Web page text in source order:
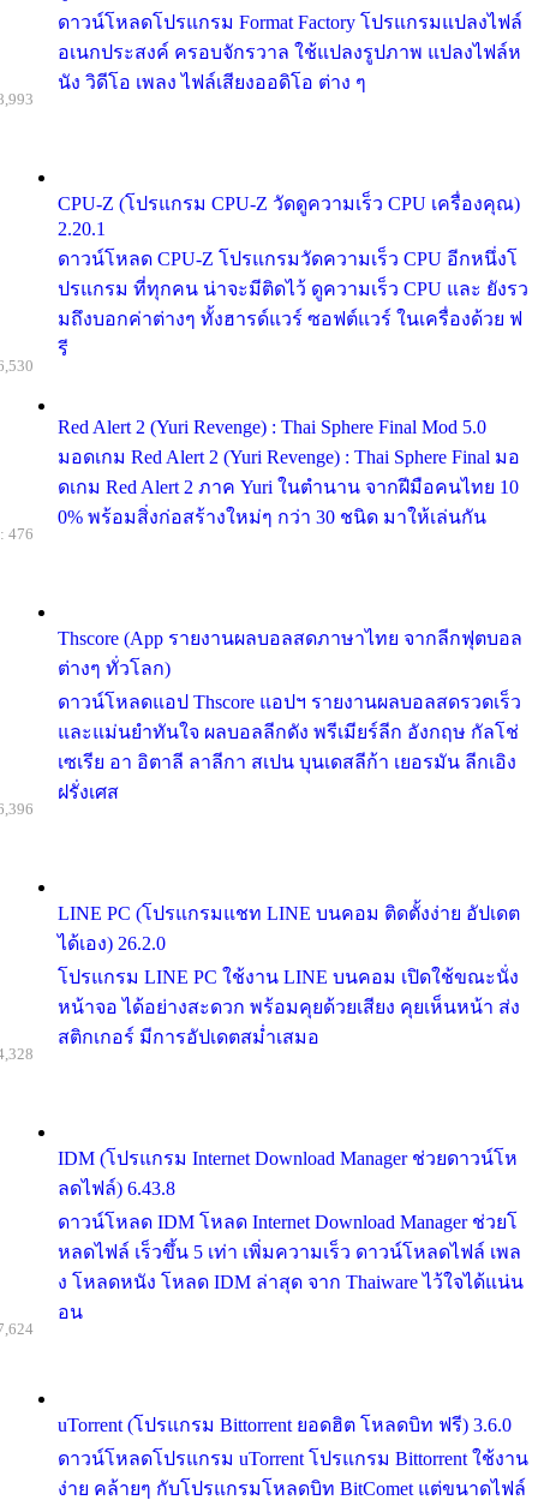
ดาวน์โหลดโปรแกรม Format Factory โปรแกรมแปลงไฟล์
อเนกประสงค์ ครอบจักรวาล ใช้แปลงรูปภาพ แปลงไฟล์ห
นัง วิดีโอ เพลง ไฟล์เสียงออดิโอ ต่าง ๆ
CPU-Z (โปรแกรม CPU-Z วัดดูความเร็ว CPU เครื่องคุณ)
2.20.1
ดาวน์โหลด CPU-Z โปรแกรมวัดความเร็ว CPU อีกหนึ่งโ
ปรแกรม ที่ทุกคน น่าจะมีติดไว้ ดูความเร็ว CPU และ ยังรว
มถึงบอกค่าต่างๆ ทั้งฮารด์แวร์ ซอฟต์แวร์ ในเครื่องด้วย ฟ
รี
Red Alert 2 (Yuri Revenge) : Thai Sphere Final Mod 5.0
มอดเกม Red Alert 2 (Yuri Revenge) : Thai Sphere Final มอ
ดเกม Red Alert 2 ภาค Yuri ในตำนาน จากฝีมือคนไทย 10
0% พร้อมสิ่งก่อสร้างใหม่ๆ กว่า 30 ชนิด มาให้เล่นกัน
Thscore (App รายงานผลบอลสดภาษาไทย จากลีกฟุตบอล
ต่างๆ ทั่วโลก)
ดาวน์โหลดแอป Thscore แอปฯ รายงานผลบอลสดรวดเร็ว
และแม่นยำทันใจ ผลบอลลีกดัง พรีเมียร์ลีก อังกฤษ กัลโช่
เซเรีย อา อิตาลี ลาลีกา สเปน บุนเดสลีก้า เยอรมัน ลีกเอิง
ฝรั่งเศส
476
LINE PC (โปรแกรมแชท LINE บนคอม ติดตั้งง่าย อัปเดต
ได้เอง) 26.2.0
โปรแกรม LINE PC ใช้งาน LINE บนคอม เปิดใช้ขณะนั่ง
หน้าจอ ได้อย่างสะดวก พร้อมคุยด้วยเสียง คุยเห็นหน้า ส่ง
สติกเกอร์ มีการอัปเดตสม่ำเสมอ
IDM (โปรแกรม Internet Download Manager ช่วยดาวน์โห
ลดไฟล์) 6.43.8
ดาวน์โหลด IDM โหลด Internet Download Manager ช่วยโ
หลดไฟล์ เร็วขึ้น 5 เท่า เพิ่มความเร็ว ดาวน์โหลดไฟล์ เพล
ง โหลดหนัง โหลด IDM ล่าสุด จาก Thaiware ไว้ใจได้แน่น
อน
uTorrent (โปรแกรม Bittorrent ยอดฮิต โหลดบิท ฟรี) 3.6.0
ดาวน์โหลดโปรแกรม uTorrent โปรแกรม Bittorrent ใช้งาน
ง่าย คล้ายๆ กับโปรแกรมโหลดบิท BitComet แต่ขนาดไฟล์